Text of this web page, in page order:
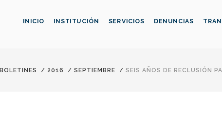
INICIO INSTITUCIÓN SERVICIOS DENUNCIAS
BOLETINES / 2016 / SEPTIEMBRE / SEIS AÑOS DE RECLUSIÓN